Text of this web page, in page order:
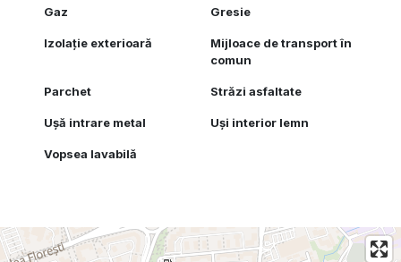
Gaz Gresie
Izolație exterioară
Mijloace de transport în
comun
Parchet Străzi asfaltate
Ușă intrare metal Uși interior lemn
Vopsea lavabilă